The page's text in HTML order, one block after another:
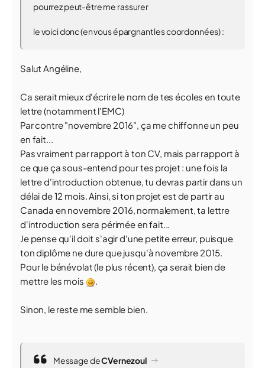
pourrez peut-être me rassurer
le voici donc (en vous épargnant les coordonnées) :
Salut Angéline,
Ca serait mieux d'écrire le nom de tes écoles en toute
lettre (notamment l'EMC)
Par contre "novembre 2016", ça me chiffonne un peu
en fait...
Pas vraiment par rapport à ton CV, mais par rapport à
ce que ça sous-entend pour tes projet : une fois la
lettre d'introduction obtenue, tu devras partir dans un
délai de 12 mois. Ainsi, si ton projet est de partir au
Canada en novembre 2016, normalement, ta lettre
d'introduction sera périmée en fait...
Je pense qu'il doit s'agir d'une petite erreur, puisque
ton diplôme ne dure que jusqu'à novembre 2015.
Pour le bénévolat (le plus récent), ça serait bien de
mettre les mois
.
Sinon, le reste me semble bien.
Message deCVernezoul